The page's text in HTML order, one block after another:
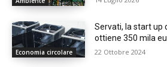
Economia circolare
Servati, la start up
ottiene 350 mila
22 Ottobre 2024